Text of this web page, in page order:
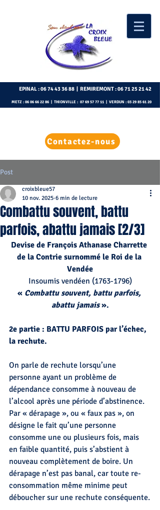
Contactez-nous
EPINAL :06 74 43 36 88 | REMIREMONT :06 71 25 21 42
METZ : 06 06 66 22 86| THIONVILLE : 07 69 57 77 11| VERDUN : 03 29 85 61 20
Post
Combattu souvent, battu
parfois, abattu jamais [2/3]
croixbleue57
10 nov. 2025 6 min de lecture
Devise de François Athanase Charrette
de la Contrie surnommé le Roi de la
Vendée
Insoumis vendéen (1763-1796)
« Combattu souvent, battu parfois,
abattu jamais ».
2e partie : BATTU PARFOIS par l’échec,
la rechute.
On parle de rechute lorsqu’une
personne ayant un problème de
dépendance consomme à nouveau de
l’alcool après une période d’abstinence.
Par « dérapage », ou « faux pas », on
désigne le fait qu’une personne
consomme une ou plusieurs fois, mais
en faible quantité, puis s’abstient à
nouveau complètement de boire. Un
dérapage n’est pas banal, car toute re-
consommation même minime peut
déboucher sur une rechute conséquente.